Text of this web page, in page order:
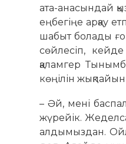
ата-анасындай
еңбегіңе арқау
шабыт болады
сөйлесіп,
қаламгер
көңілін
– Әй, мені
жүрейік.
алдымыздан.